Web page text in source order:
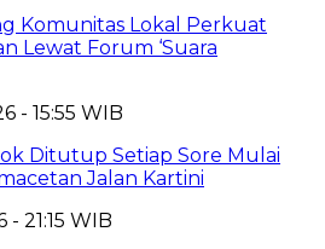
Komunitas Lokal Perkuat
Lewat Forum ‘Suara
- 15:55 WIB
Ditutup Setiap Sore Mulai
Jalan Kartini
21:15 WIB